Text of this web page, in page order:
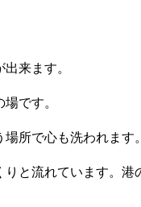
来ます。
です。
所で心も洗われます。
と流れています。